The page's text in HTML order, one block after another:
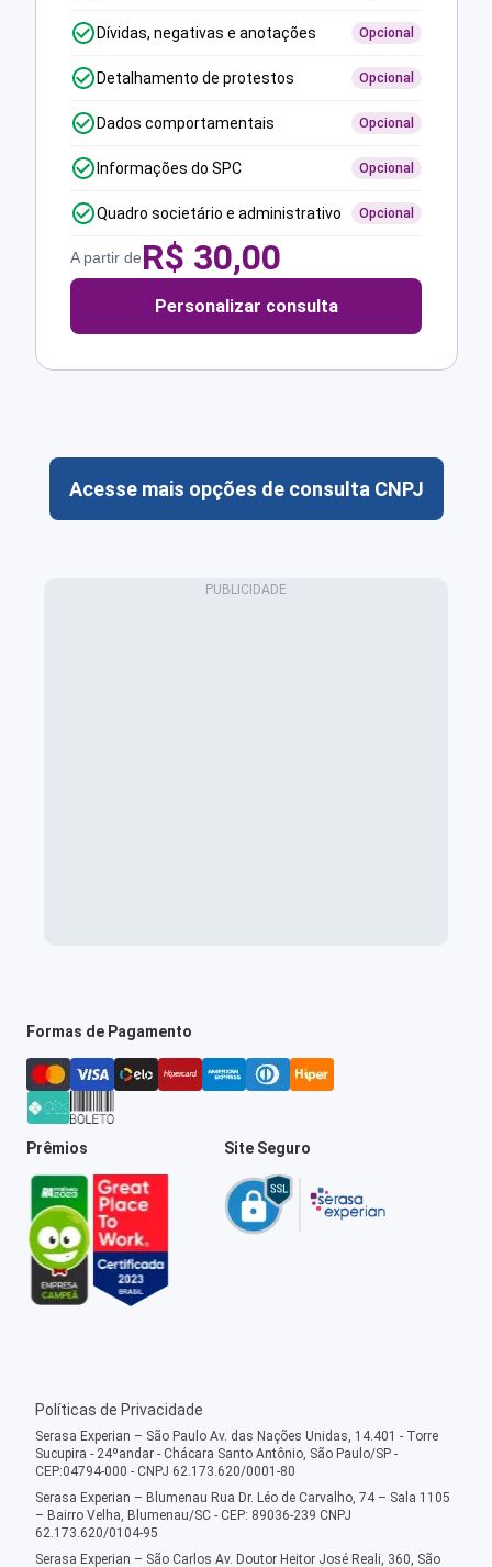
Dívidas, negativas e anotações Opcional
Detalhamento de protestos Opcional
Dados comportamentais Opcional
Informações do SPC Opcional
Quadro societário e administrativo Opcional
A partir deR$ 30,00
Personalizar consulta
Acesse mais opções de consulta CNPJ
Formas de Pagamento
Prêmios Site Seguro
Políticas de Privacidade
Serasa Experian – São Paulo Av. das Nações Unidas, 14.401 - Torre
Sucupira - 24ºandar - Chácara Santo Antônio, São Paulo/SP -
CEP:04794-000 - CNPJ 62.173.620/0001-80
Serasa Experian – Blumenau Rua Dr. Léo de Carvalho, 74 – Sala 1105
– Bairro Velha, Blumenau/SC - CEP: 89036-239 CNPJ
62.173.620/0104-95
Serasa Experian – São Carlos Av. Doutor Heitor José Reali, 360, São